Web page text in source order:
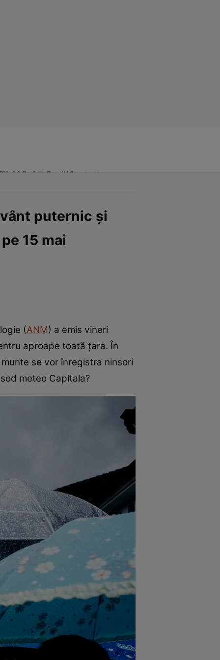
Poftă Bună!Contact
puternic și
15 mai
(ANM) a emis vineri
aproape toată țara. În
se vor înregistra ninsori
meteo Capitala?